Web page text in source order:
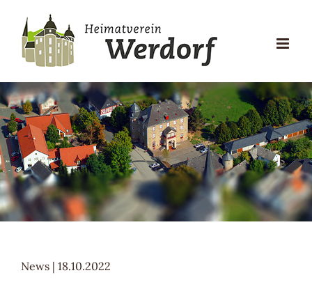
Inhalt
springen
News | 18.10.2022